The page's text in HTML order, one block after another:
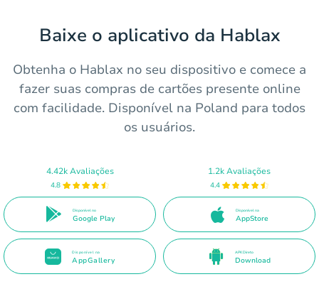
Baixe o aplicativo da Hablax
Obtenha o Hablax no seu dispositivo e comece a
fazer suas compras de cartões presente online
com facilidade. Disponível na Poland para todos
os usuários.
4.42k Avaliações
4.8
Disponível no
Google Play
1.2k Avaliações
4.4
Disponível na
AppStore
Disponível na
AppGallery
APK Direto
Download